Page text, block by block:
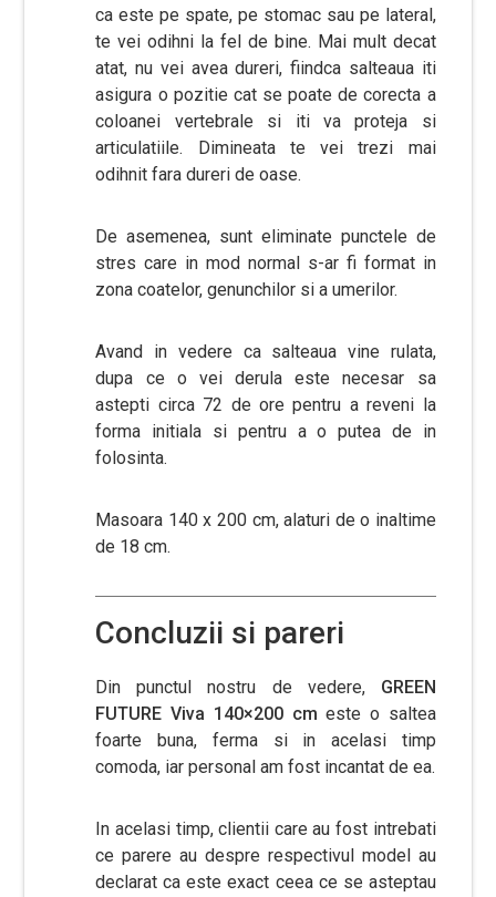
ca este pe spate, pe stomac sau pe lateral,
te vei odihni la fel de bine. Mai mult decat
atat, nu vei avea dureri, fiindca salteaua iti
asigura o pozitie cat se poate de corecta a
coloanei vertebrale si iti va proteja si
articulatiile. Dimineata te vei trezi mai
odihnit fara dureri de oase.
De asemenea, sunt eliminate punctele de
stres care in mod normal s-ar fi format in
zona coatelor, genunchilor si a umerilor.
Avand in vedere ca salteaua vine rulata,
dupa ce o vei derula este necesar sa
astepti circa 72 de ore pentru a reveni la
forma initiala si pentru a o putea de in
folosinta.
Masoara 140 x 200 cm, alaturi de o inaltime
de 18 cm.
Concluzii si pareri
Din punctul nostru de vedere, GREEN
FUTURE Viva 140×200 cmeste o saltea
foarte buna, ferma si in acelasi timp
comoda, iar personal am fost incantat de ea.
In acelasi timp, clientii care au fost intrebati
ce parere au despre respectivul model au
declarat ca este exact ceea ce se asteptau